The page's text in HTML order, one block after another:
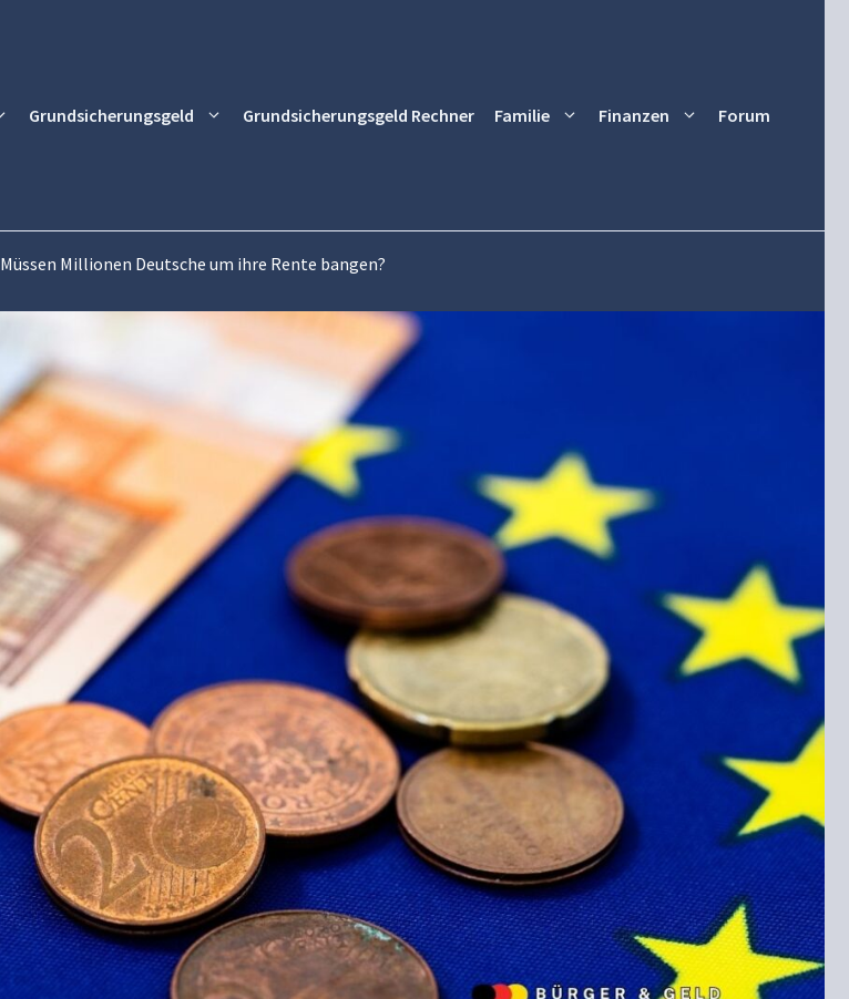
Grundsicherungsgeld Grundsicherungsgeld Rechner Familie Finanzen Forum
Millionen Deutsche um ihre Rente bangen?